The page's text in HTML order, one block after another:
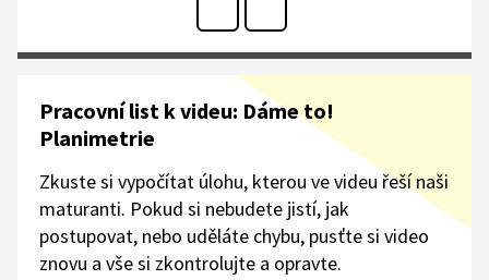
Pracovní list k videu: Dáme to!
Planimetrie
Zkuste si vypočítat úlohu, kterou ve videu řeší naši
maturanti. Pokud si nebudete jistí, jak
postupovat, nebo uděláte chybu, pusťte si video
znovu a vše si zkontrolujte a opravte.